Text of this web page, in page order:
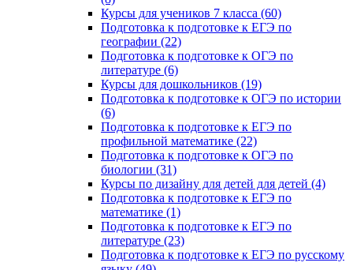
Курсы для учеников 7 класса (60)
Подготовка к подготовке к ЕГЭ по
географии (22)
Подготовка к подготовке к ОГЭ по
литературе (6)
Курсы для дошкольников (19)
Подготовка к подготовке к ОГЭ по истории
(6)
Подготовка к подготовке к ЕГЭ по
профильной математике (22)
Подготовка к подготовке к ОГЭ по
биологии (31)
Курсы по дизайну для детей для детей (4)
Подготовка к подготовке к ЕГЭ по
математике (1)
Подготовка к подготовке к ЕГЭ по
литературе (23)
Подготовка к подготовке к ЕГЭ по русскому